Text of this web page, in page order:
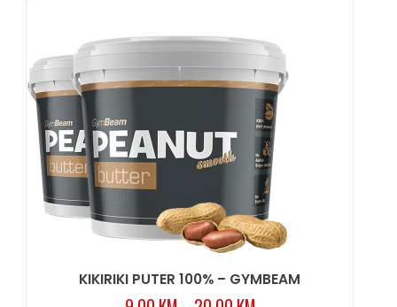
KIKIRIKI PUTER 100% – GYMBEAM